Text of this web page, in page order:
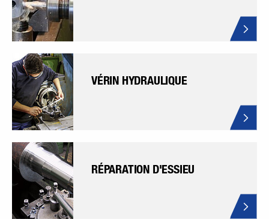
VÉRIN HYDRAULIQUE
RÉPARATION D'ESSIEU